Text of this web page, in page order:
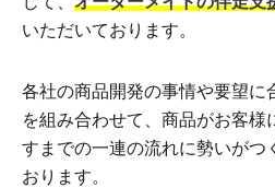
いただいております。
各社の商品開発の事情や要望に
を組み合わせて、商品がお客様
すまでの一連の流れに勢いがつ
おります。